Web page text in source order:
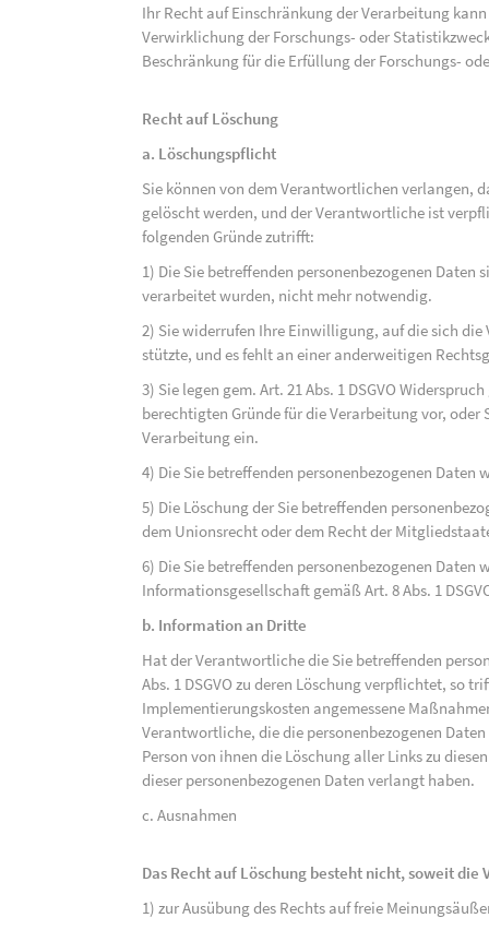
Ihr Recht auf Einschränkung der Verarbeitung
Verwirklichung der Forschungs- oder
Beschränkung für die Erfüllung der Forschungs-
Recht auf Löschung
a. Löschungspflicht
Sie können von dem Verantwortlichen verlangen,
gelöscht werden, und der Verantwortliche ist
folgenden Gründe zutrifft:
1) Die Sie betreffenden personenbezogenen Daten
verarbeitet wurden, nicht mehr notwendig.
2) Sie widerrufen Ihre Einwilligung, auf die sich die
stützte, und es fehlt an einer anderweitigen
3) Sie legen gem. Art. 21 Abs. 1 DSGVO
berechtigten Gründe für die Verarbeitung vor, oder
Verarbeitung ein.
4) Die Sie betreffenden personenbezogenen
5) Die Löschung der Sie betreffenden
dem Unionsrecht oder dem Recht der
6) Die Sie betreffenden personenbezogenen Daten
Informationsgesellschaft gemäß Art. 8 Abs. 1
b. Information an Dritte
Hat der Verantwortliche die Sie betreffenden
Abs. 1 DSGVO zu deren Löschung verpflichtet, so
Implementierungskosten angemessene
Verantwortliche, die die personenbezogenen
Person von ihnen die Löschung aller Links zu
dieser personenbezogenen Daten verlangt haben.
c. Ausnahmen
Das Recht auf Löschung besteht nicht, soweit
1) zur Ausübung des Rechts auf freie